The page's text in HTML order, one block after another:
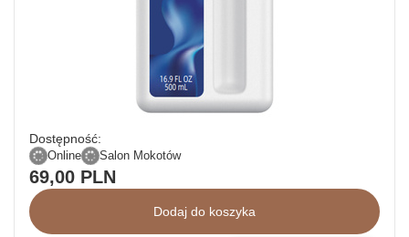
Dostępność:
Online Salon Mokotów
69,00 PLN
Dodaj do koszyka